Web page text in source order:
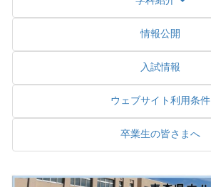
情報公開
入試情報
ウェブサイト利用条件
卒業生の皆さまへ